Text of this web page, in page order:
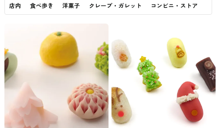
店内 食べ歩き 洋菓子 クレープ・ガレット コンビニ・ストア